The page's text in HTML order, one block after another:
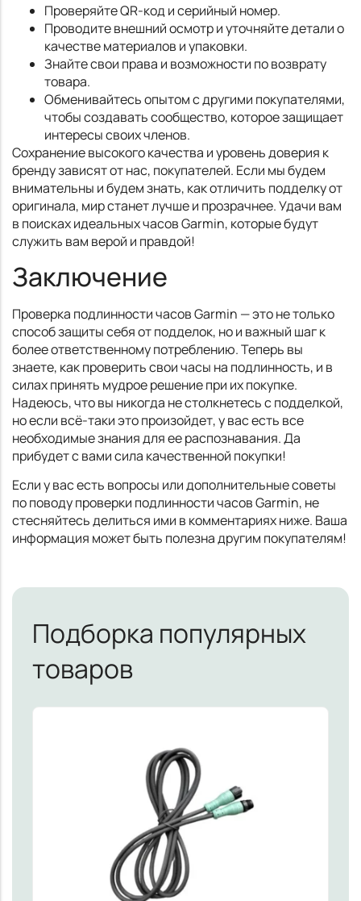
Проверяйте QR-код и серийный номер.
Проводите внешний осмотр и уточняйте детали о
качестве материалов и упаковки.
Знайте свои права и возможности по возврату
товара.
Обменивайтесь опытом с другими покупателями,
чтобы создавать сообщество, которое защищает
интересы своих членов.
Сохранение высокого качества и уровень доверия к
бренду зависят от нас, покупателей. Если мы будем
внимательны и будем знать, как отличить подделку от
оригинала, мир станет лучше и прозрачнее. Удачи вам
в поисках идеальных часов Garmin, которые будут
служить вам верой и правдой!
Заключение
Проверка подлинности часов Garmin — это не только
способ защиты себя от подделок, но и важный шаг к
более ответственному потреблению. Теперь вы
знаете, как проверить свои часы на подлинность, и в
силах принять мудрое решение при их покупке.
Надеюсь, что вы никогда не столкнетесь с подделкой,
но если всё-таки это произойдет, у вас есть все
необходимые знания для ее распознавания. Да
прибудет с вами сила качественной покупки!
Если у вас есть вопросы или дополнительные советы
по поводу проверки подлинности часов Garmin, не
стесняйтесь делиться ими в комментариях ниже. Ваша
информация может быть полезна другим покупателям!
Подборка популярных
товаров